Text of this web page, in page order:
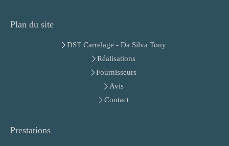
Plan du site
DST Carrelage - Da Silva Tony
Réalisations
Fournisseurs
Avis
Contact
Prestations